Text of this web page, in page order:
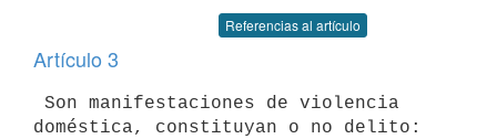
Referencias al artículo
Artículo 3
doméstica, constituyan o no delito: